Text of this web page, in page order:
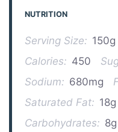
NUTRITION
Serving Size:
Calories: 450
Sodium: 680mg
Saturated Fat: 18g
Carbohydrates: 8g